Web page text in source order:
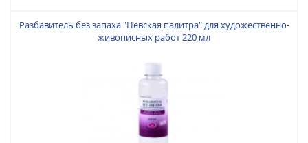
Разбавитель без запаха "Невская палитра" для художественно-
живописных работ 220 мл